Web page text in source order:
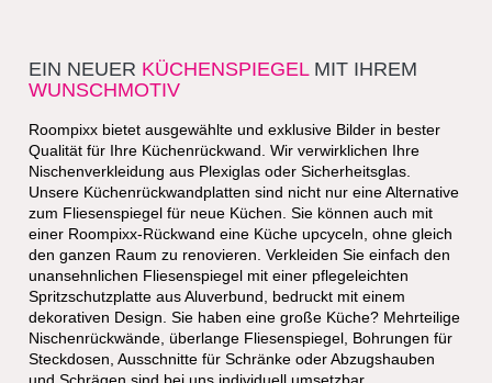
EIN NEUERKÜCHENSPIEGELMIT IHREM
WUNSCHMOTIV
Roompixx bietet ausgewählte und exklusive Bilder in bester
Qualität für Ihre Küchenrückwand. Wir verwirklichen Ihre
Nischenverkleidung aus Plexiglas oder Sicherheitsglas.
Unsere Küchenrückwandplatten sind nicht nur eine Alternative